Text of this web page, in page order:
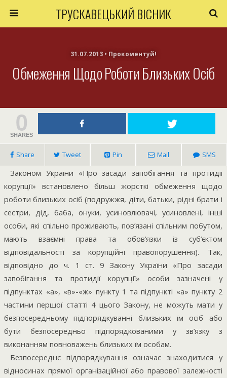
ТРУСКАВЕЦЬКИЙ ВІСНИК
31.07.2013 • Прокоментуй!
Обмеження Щодо Роботи Близьких Осіб
0
SHARES
Share Tweet Pin Mail SMS
Законом України «Про засади запобігання та протидії
корупції» встановлено більш жорсткі обмеження щодо
роботи близьких осіб (подружжя, діти, батьки, рідні брати і
сестри, дід, баба, онуки, усиновлювачі, усиновлені, інші
особи, які спільно проживають, пов’язані спільним побутом,
мають взаємні права та обов’язки із суб’єктом
відповідальності за корупційні правопорушення). Так,
відповідно до ч. 1 ст. 9 Закону України «Про засади
запобігання та протидії корупції» особи зазначені у
підпунктах «а», «в»-«ж» пункту 1 та підпункті «а» пункту 2
частини першої статті 4 цього Закону, не можуть мати у
безпосередньому підпорядкуванні близьких їм осіб або
бути безпосередньо підпорядкованими у зв’язку з
виконанням повноважень близьких їм особам.
Безпосереднє підпорядкування означає знаходитися у
відносинах прямої організаційної або правової залежності